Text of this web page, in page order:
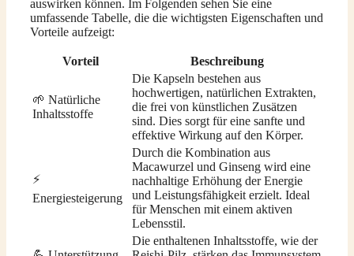
auswirken können. Im Folgenden sehen Sie eine
umfassende Tabelle, die die wichtigsten Eigenschaften und
Vorteile aufzeigt:
Vorteil Beschreibung
🌱 Natürliche
Inhaltsstoffe
Die Kapseln bestehen aus
hochwertigen, natürlichen Extrakten,
die frei von künstlichen Zusätzen
sind. Dies sorgt für eine sanfte und
effektive Wirkung auf den Körper.
⚡
Energiesteigerung
Durch die Kombination aus
Macawurzel und Ginseng wird eine
nachhaltige Erhöhung der Energie
und Leistungsfähigkeit erzielt. Ideal
für Menschen mit einem aktiven
Lebensstil.
Die enthaltenen Inhaltsstoffe, wie der